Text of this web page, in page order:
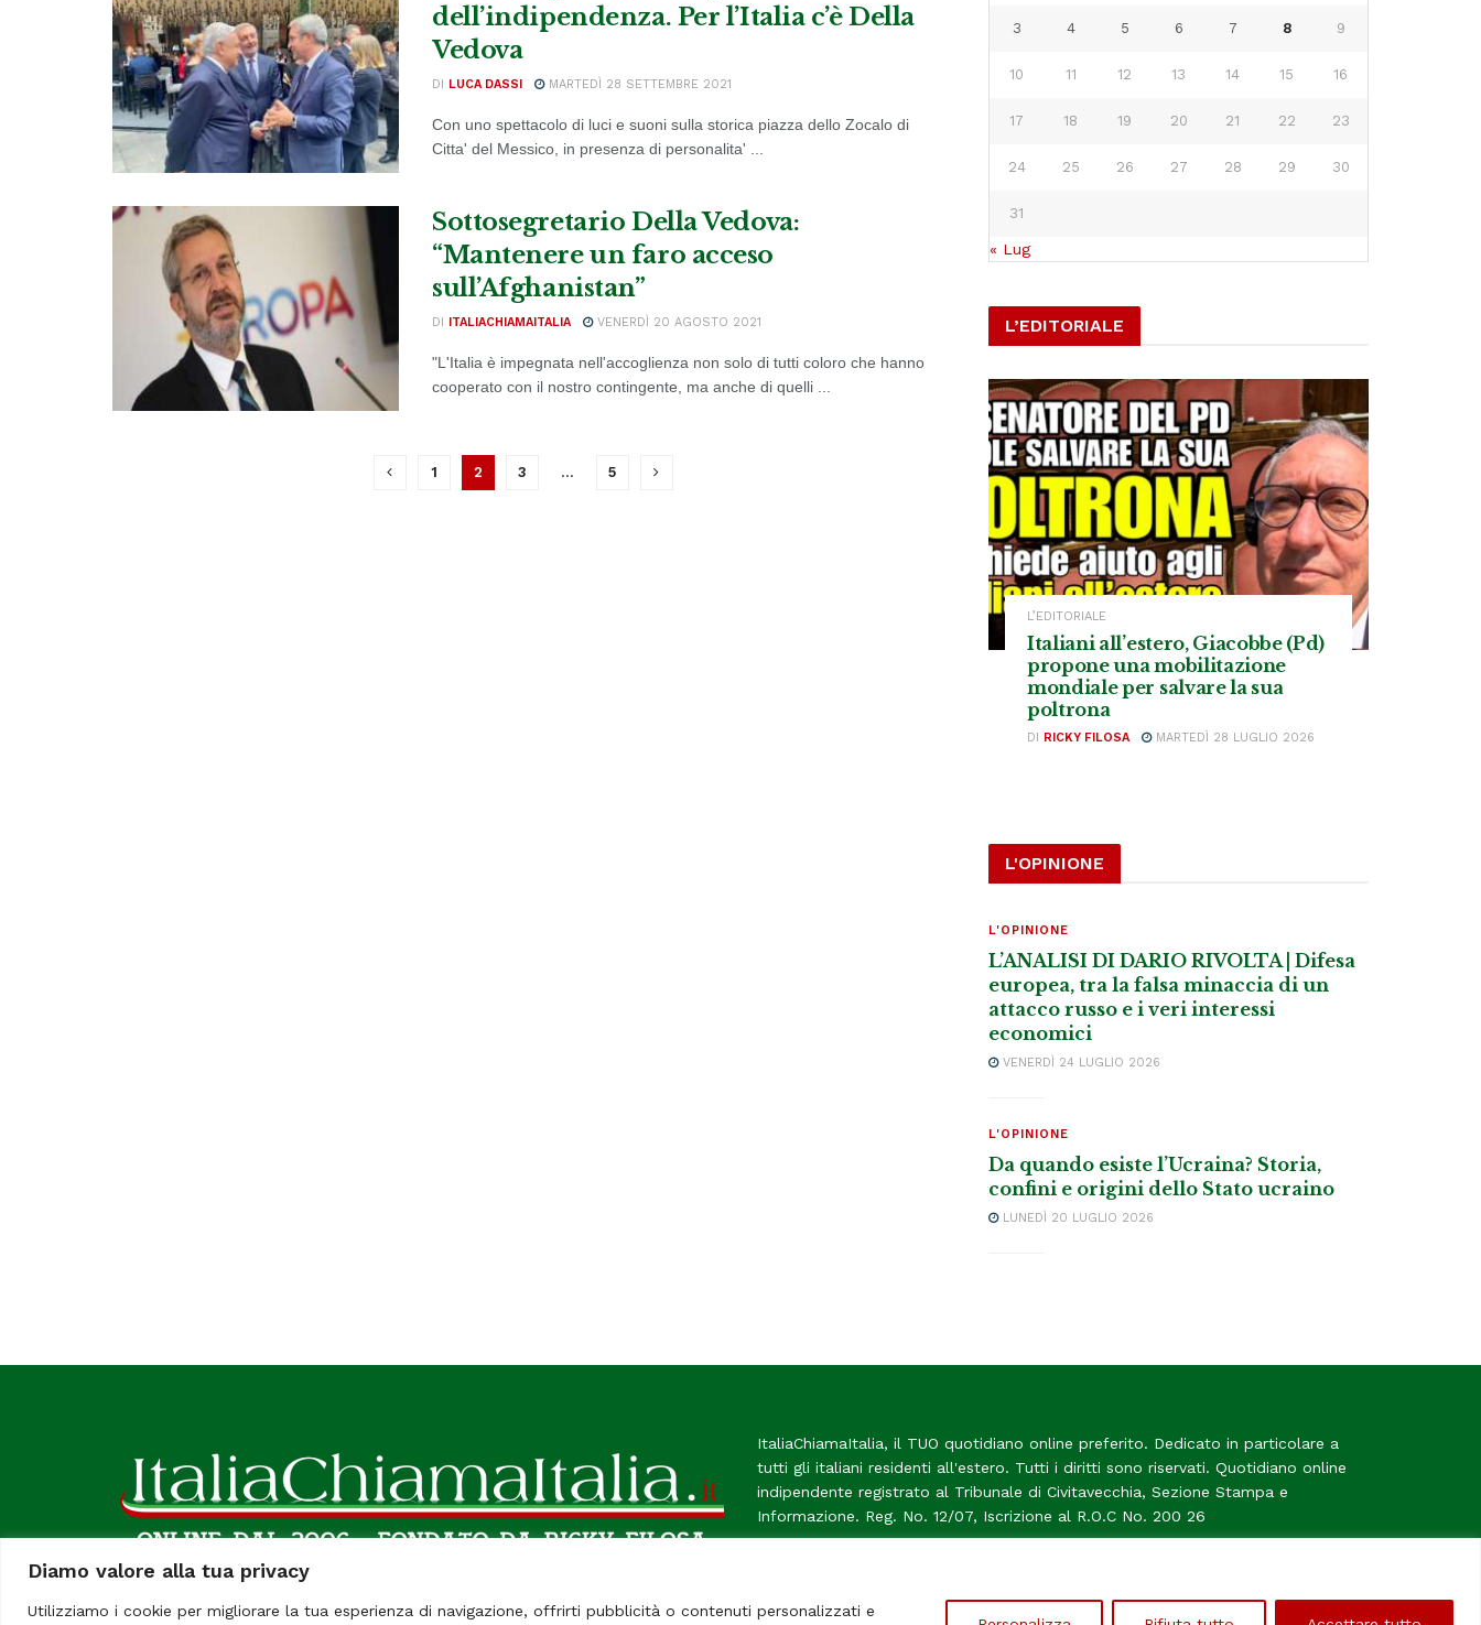
Diamo valore alla tua privacy
Utilizziamo i cookie per migliorare la tua esperienza di navigazione, offrirti pubblicità o contenuti personalizzati e
dell’indipendenza. Per l’Italia c’è Della
Vedova
DI LUCA DASSI MARTEDÌ 28 SETTEMBRE 2021
Con uno spettacolo di luci e suoni sulla storica piazza dello Zocalo di
Citta' del Messico, in presenza di personalita' ...
Sottosegretario Della Vedova:
“Mantenere un faro acceso
sull’Afghanistan”
DI ITALIACHIAMAITALIA VENERDÌ 20 AGOSTO 2021
"L'Italia è impegnata nell'accoglienza non solo di tutti coloro che hanno
cooperato con il nostro contingente, ma anche di quelli ...
1 2 3 … 5
3 4 5 6 7 8 9
10 11 12 13 14 15 16
17 18 19 20 21 22 23
24 25 26 27 28 29 30
31
« Lug
L’EDITORIALE
L’EDITORIALE
Italiani all’estero, Giacobbe (Pd)
propone una mobilitazione
mondiale per salvare la sua
poltrona
DI RICKY FILOSA MARTEDÌ 28 LUGLIO 2026
L'OPINIONE
L'OPINIONE
L’ANALISI DI DARIO RIVOLTA | Difesa
europea, tra la falsa minaccia di un
attacco russo e i veri interessi
economici
VENERDÌ 24 LUGLIO 2026
L'OPINIONE
Da quando esiste l’Ucraina? Storia,
confini e origini dello Stato ucraino
LUNEDÌ 20 LUGLIO 2026
ItaliaChiamaItalia, il TUO quotidiano online preferito. Dedicato in particolare a
tutti gli italiani residenti all'estero. Tutti i diritti sono riservati. Quotidiano online
indipendente registrato al Tribunale di Civitavecchia, Sezione Stampa e
Informazione. Reg. No. 12/07, Iscrizione al R.O.C No. 200 26